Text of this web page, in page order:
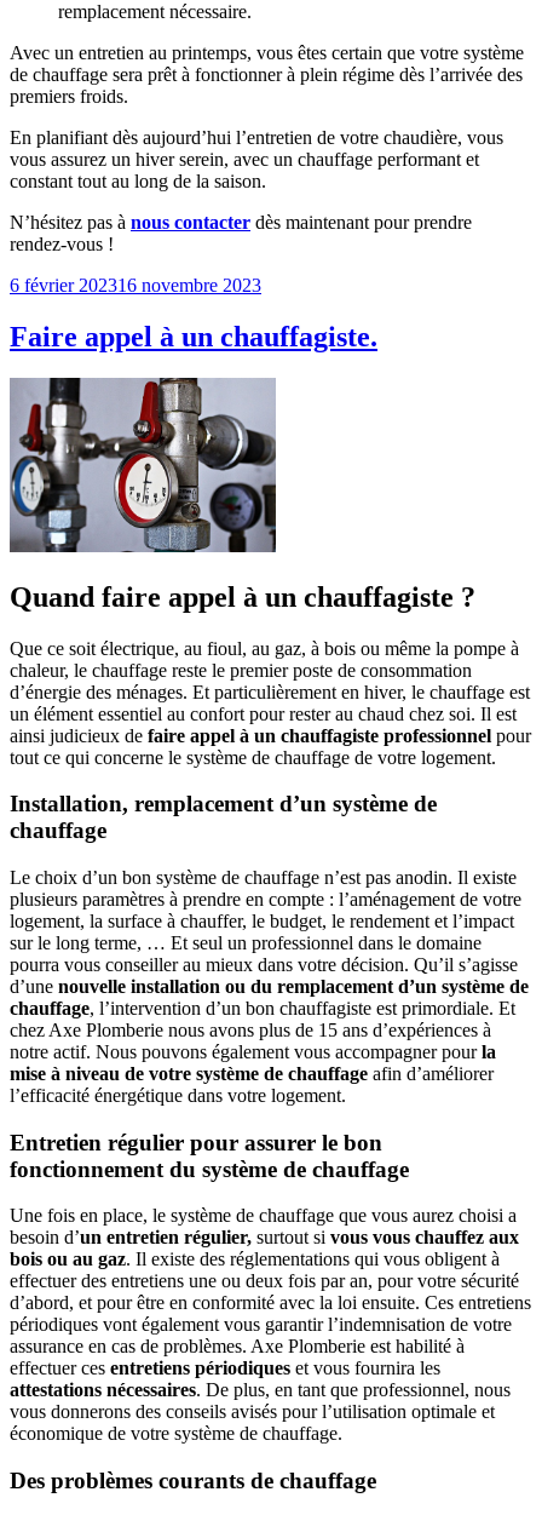
remplacement nécessaire.
Avec un entretien au printemps, vous êtes certain que votre système
de chauffage sera prêt à fonctionner à plein régime dès l’arrivée des
premiers froids.
En planifiant dès aujourd’hui l’entretien de votre chaudière, vous
vous assurez un hiver serein, avec un chauffage performant et
constant tout au long de la saison.
N’hésitez pas à nous contacter dès maintenant pour prendre
rendez-vous !
Publié
6 février 202316 novembre 2023
Faire appel à un chauffagiste.
Quand faire appel à un chauffagiste ?
Que ce soit électrique, au fioul, au gaz, à bois ou même la pompe à
chaleur, le chauffage reste le premier poste de consommation
d’énergie des ménages. Et particulièrement en hiver, le chauffage est
un élément essentiel au confort pour rester au chaud chez soi. Il est
ainsi judicieux de faire appel à un chauffagiste professionnel pour
tout ce qui concerne le système de chauffage de votre logement.
Installation, remplacement d’un système de
chauffage
Le choix d’un bon système de chauffage n’est pas anodin. Il existe
plusieurs paramètres à prendre en compte : l’aménagement de votre
logement, la surface à chauffer, le budget, le rendement et l’impact
sur le long terme, … Et seul un professionnel dans le domaine
pourra vous conseiller au mieux dans votre décision. Qu’il s’agisse
d’une nouvelle installation ou du remplacement d’un système de
chauffage, l’intervention d’un bon chauffagiste est primordiale. Et
chez Axe Plomberie nous avons plus de 15 ans d’expériences à
notre actif. Nous pouvons également vous accompagner pourla
mise à niveau de votre système de chauffage afin d’améliorer
l’efficacité énergétique dans votre logement.
Entretien régulier pour assurer le bon
fonctionnement du système de chauffage
Une fois en place, le système de chauffage que vous aurez choisi a
besoin d’un entretien régulier, surtout si vous vous chauffez aux
bois ou au gaz. Il existe des réglementations qui vous obligent à
effectuer des entretiens une ou deux fois par an, pour votre sécurité
d’abord, et pour être en conformité avec la loi ensuite. Ces entretiens
périodiques vont également vous garantir l’indemnisation de votre
assurance en cas de problèmes. Axe Plomberie est habilité à
effectuer ces entretiens périodiques et vous fournira les
attestations nécessaires. De plus, en tant que professionnel, nous
vous donnerons des conseils avisés pour l’utilisation optimale et
économique de votre système de chauffage.
Des problèmes courants de chauffage